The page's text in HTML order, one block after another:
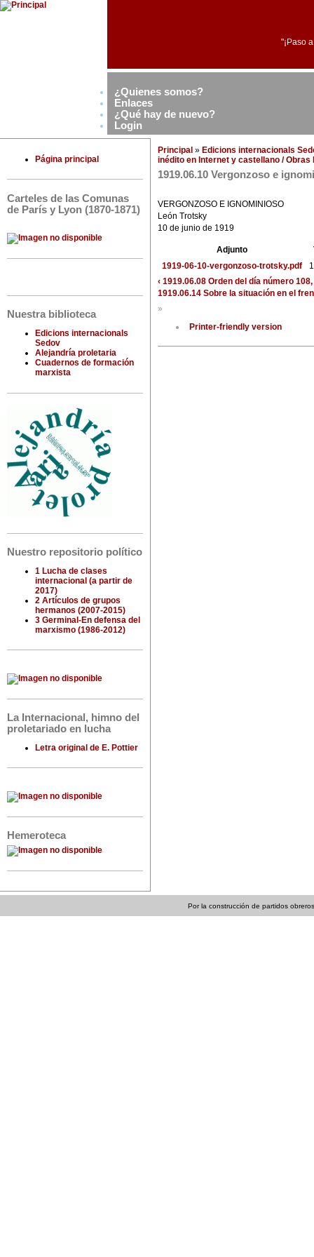
"¡Paso
¿Quienes somos?
Enlaces
¿Qué hay de nuevo?
Login
Página principal
Carteles de las Comunas
de París y Lyon (1870-1871)
Nuestra biblioteca
Edicions internacionals
Sedov
Alejandría proletaria
Cuadernos de formación
marxista
Nuestro repositorio político
1 Lucha de clases
internacional (a partir de
2017)
2 Artículos de grupos
hermanos (2007-2015)
3 Germinal-En defensa del
marxismo (1986-2012)
La Internacional, himno del
proletariado en lucha
Letra original de E. Pottier
Hemeroteca
Principal » Edicions internacionals
inédito en Internet y castellano / Obras
1919.06.10 Vergonzoso e
VERGONZOSO E IGNOMINIOSO
León Trotsky
10 de junio de 1919
Adjunto
1919-06-10-vergonzoso-trotsky.pdf
‹ 1919.06.08 Orden del día número
1919.06.14 Sobre la situación en el
»
Printer-friendly version
Por la construcción de partidos